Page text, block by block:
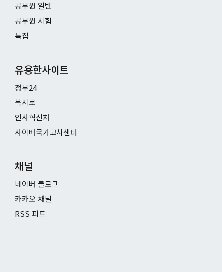
공무원 일반
공무원 시험
특집
유용한사이트
정부24
복지로
인사혁신처
사이버국가고시센터
채널
네이버 블로그
카카오 채널
RSS 피드